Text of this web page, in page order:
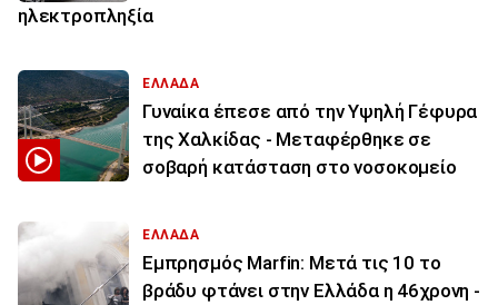
ηλεκτροπληξία
ΕΛΛΑΔΑ
Γυναίκα έπεσε από την Υψηλή Γέφυρα
της Χαλκίδας - Μεταφέρθηκε σε
σοβαρή κατάσταση στο νοσοκομείο
ΕΛΛΑΔΑ
Εμπρησμός Marfin: Μετά τις 10 το
βράδυ φτάνει στην Ελλάδα η 46χρονη -